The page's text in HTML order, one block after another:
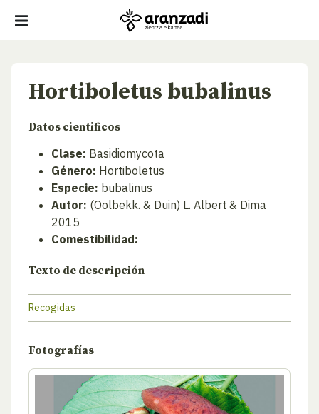
Hortiboletus bubalinus
Datos cientificos
Clase: Basidiomycota
Género: Hortiboletus
Especie: bubalinus
Autor: (Oolbekk. & Duin) L. Albert & Dima
2015
Comestibilidad:
Texto de descripción
Recogidas
Fotografías